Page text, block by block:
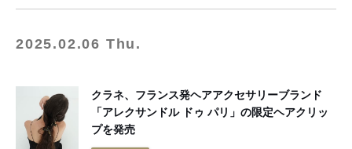
2025.02.06 Thu.
クラネ、フランス発ヘアアクセサリーブランド
「アレクサンドル ドゥ パリ」の限定ヘアクリッ
プを発売